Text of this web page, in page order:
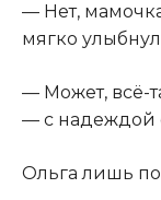
— Нет,
мягко
— Может, всё-
— с надеждой
Ольга лишь